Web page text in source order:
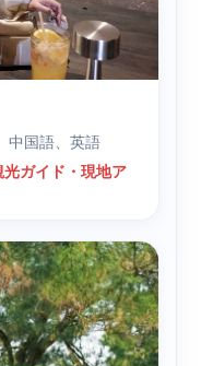
中国語、英語
ガイド・現地ア